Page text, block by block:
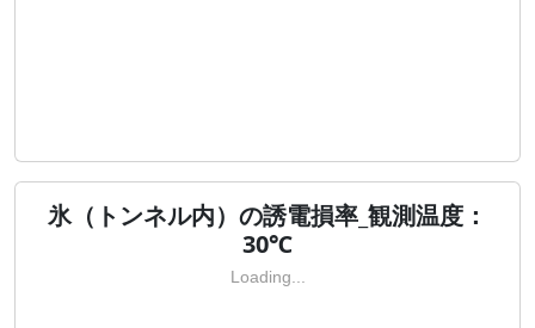
氷（トンネル内）の誘電損率_観測温度：
30℃
Loading...